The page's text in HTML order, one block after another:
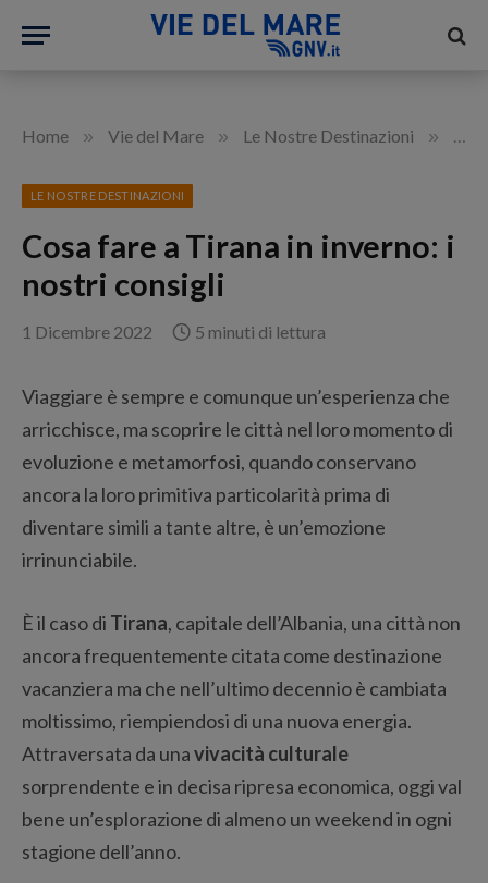
Home » Vie del Mare » Le Nostre Destinazioni »
LE NOSTRE DESTINAZIONI
Cosa fare a Tirana in inverno: i
nostri consigli
1 Dicembre 2022 5 minuti di lettura
Viaggiare è sempre e comunque un’esperienza che
arricchisce, ma scoprire le città nel loro momento di
evoluzione e metamorfosi, quando conservano
ancora la loro primitiva particolarità prima di
diventare simili a tante altre, è un’emozione
irrinunciabile.
È il caso di Tirana, capitale dell’Albania, una città non
ancora frequentemente citata come destinazione
vacanziera ma che nell’ultimo decennio è cambiata
moltissimo, riempiendosi di una nuova energia.
Attraversata da unavivacità culturale
sorprendente e in decisa ripresa economica, oggi val
bene un’esplorazione di almeno un weekend in ogni
stagione dell’anno.